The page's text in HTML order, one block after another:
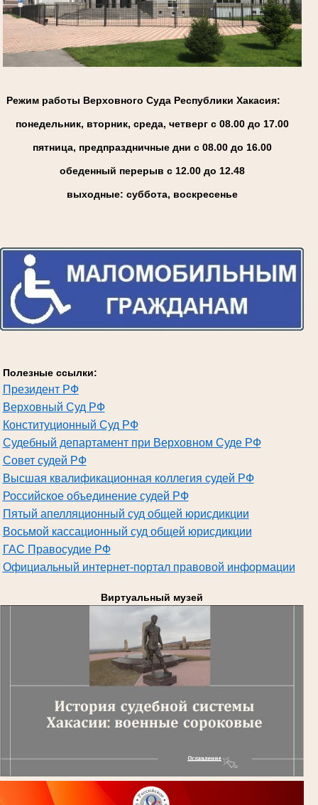
Режим работы Верховного Суда Республики Хакасия:
понедельник, вторник, среда, четверг с 08.00 до 17.00
пятница, предпраздничные дни с 08.00 до 16.00
обеденный перерыв с 12.00 до 12.48
выходные: суббота, воскресенье
Полезные ссылки:
Президент РФ
Верховный Суд РФ
Конституционный Суд РФ
Судебный департамент при Верховном Суде РФ
Совет судей РФ
Высшая квалификационная коллегия судей РФ
Российское объединение судей РФ
Пятый апелляционный суд общей юрисдикции
Восьмой кассационный суд общей юрисдикции
ГАС Правосудие РФ
Официальный интернет-портал правовой информации
Виртуальный музей